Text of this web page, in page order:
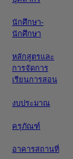
นักศึกษา-
นักศึกษา
หลักสูตรและ
การจัดการ
เรียนการสอน
งบประมาณ
ครุภัณฑ์
อาคารสถานที่